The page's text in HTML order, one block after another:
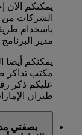
يمكنكم
الشركات من
باسخدام
مدير
يمكنكم أيضا
مكتب تذاكر
عليكم ذكر
طيران
بصفتي